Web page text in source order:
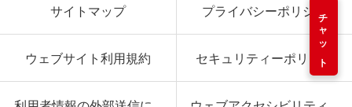
チャット
サイトマップ プライバシーポリシー
ウェブサイト利用規約 セキュリティーポリシー